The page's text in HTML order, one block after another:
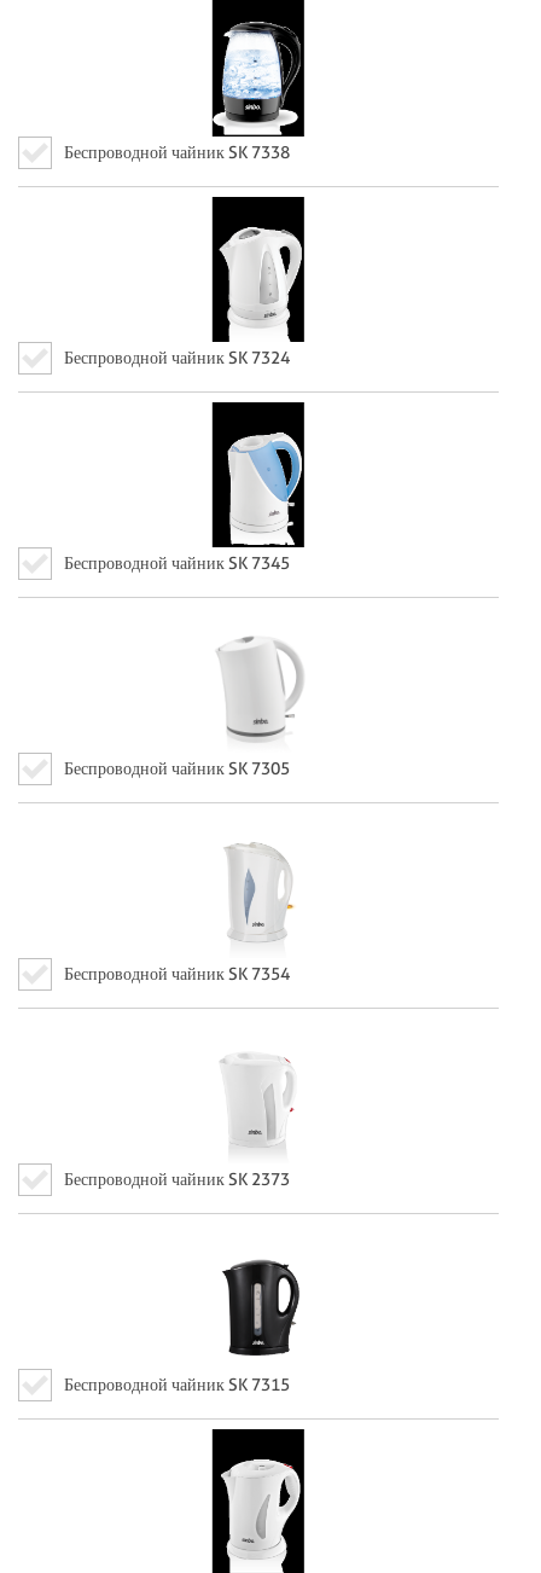
Беспроводной чайник SK 7338
Беспроводной чайник SK 7324
Беспроводной чайник SK 7345
Беспроводной чайник SK 7305
Беспроводной чайник SK 7354
Беспроводной чайник SK 2373
Беспроводной чайник SK 7315